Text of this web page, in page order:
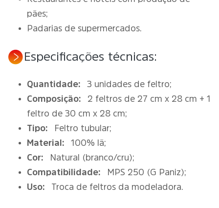
pães;
Padarias de supermercados.
Especificações técnicas:
Quantidade:
3 unidades de feltro;
Composição:
2 feltros de 27 cm x 28 cm + 1
feltro de 30 cm x 28 cm;
Tipo:
Feltro tubular;
Material:
100% lã;
Cor:
Natural (branco/cru);
Compatibilidade:
MPS 250 (G Paniz);
Uso:
Troca de feltros da modeladora.